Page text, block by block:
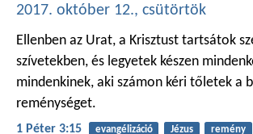
2017. október 12., csütörtök
Ellenben az Urat, a Krisztust tartsátok
szívetekben, és legyetek készen
mindenkinek, aki számon kéri tőletek a
reménységet.
1 Péter 3:15 evangélizáció Jézus remény